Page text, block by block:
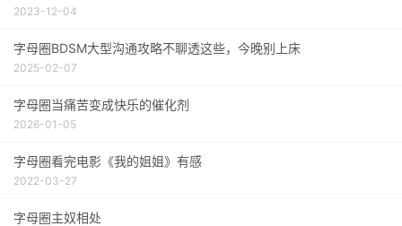
2023-12-04
字母圈BDSM大型沟通攻略不聊透这些，今晚别上床
2025-02-07
字母圈当痛苦变成快乐的催化剂
2026-01-05
字母圈看完电影《我的姐姐》有感
2022-03-27
字母圈主奴相处